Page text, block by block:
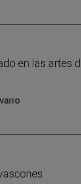
en las artes